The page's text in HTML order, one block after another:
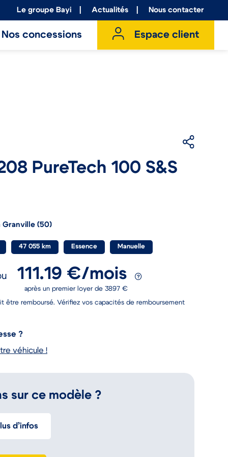
Le groupe Bayi Actualités Nous contacter
Nos concessions Espace client
PureTech 100 S&S
Granville (50)
47 055 km Essence Manuelle
111.19 €/mois
après un premier loyer de 3897 €
être remboursé. Vérifiez vos capacités de remboursement
?
véhicule !
sur ce modèle ?
d’infos